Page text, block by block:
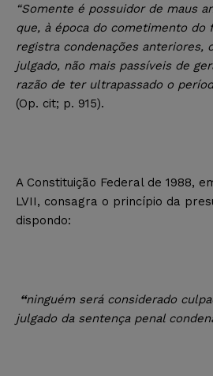
“Somente é possuidor de maus
que, à época do cometimento do
registra condenações anteriores,
julgado, não mais passíveis de
razão de ter ultrapassado o
(Op. cit; p. 915).
A Constituição Federal de 1988,
LVII, consagra o princípio da
dispondo:
“ninguém será considerado
julgado da sentença penal